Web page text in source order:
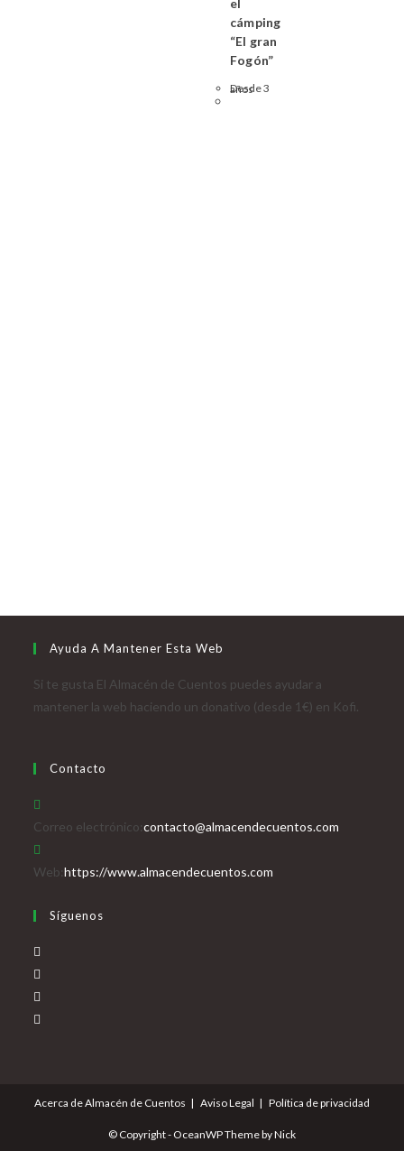
cámping
“El gran
Fogón”
Desde 3 años
Ayuda A Mantener Esta Web
Si te gusta El Almacén de Cuentos puedes ayudar a
mantener la web haciendo un donativo (desde 1€) en Kofi.
Contacto
Correo electrónico:contacto@almacendecuentos.com
Web:https://www.almacendecuentos.com
Síguenos
pestaña
nueva
Acerca de Almacén de Cuentos Aviso Legal Política de privacidad
© Copyright - OceanWP Theme by Nick